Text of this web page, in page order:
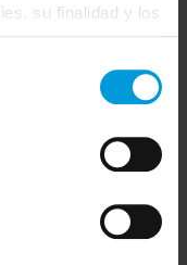
su finalidad y los
los subdominios
de Google, usted
aquí:
en cualquier